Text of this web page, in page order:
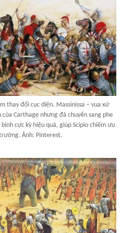
thay đổi cục diện. Massinissa – vua xứ
Carthage nhưng đã chuyển sang phe
cực kỳ hiệu quả, giúp Scipio chiếm ưu
Ảnh: Pinterest.